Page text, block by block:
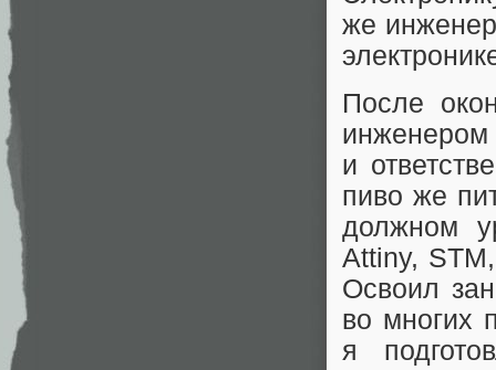
же
После
инженером
и
пиво же
должном
Attiny,
Освоил
во многих
я